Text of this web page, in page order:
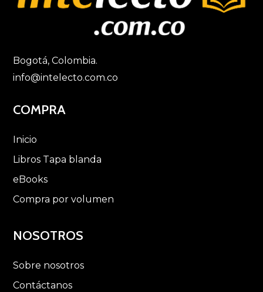
Bogotá, Colombia.
info@intelecto.com.co
COMPRA
Inicio
Libros Tapa blanda
eBooks
Compra por volumen
NOSOTROS
Sobre nosotros
Contáctanos